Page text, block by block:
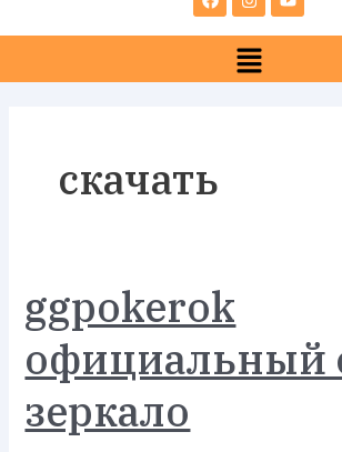
e
k
t
g
r
a
t
Menu
скачать
ggpokerok
официальный
зеркало
официальный
сайт-
зеркало